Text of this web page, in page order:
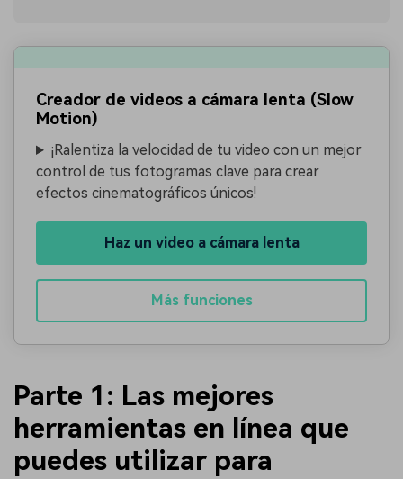
Creador de videos a cámara lenta (Slow
Motion)
¡Ralentiza la velocidad de tu video con un mejor
control de tus fotogramas clave para crear
efectos cinematográficos únicos!
Haz un video a cámara lenta
Más funciones
Parte 1: Las mejores
herramientas en línea que
puedes utilizar para